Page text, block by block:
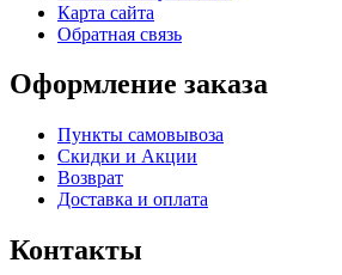
Карта сайта
Обратная связь
Оформление заказа
Пункты самовывоза
Скидки и Акции
Возврат
Доставка и оплата
Контакты